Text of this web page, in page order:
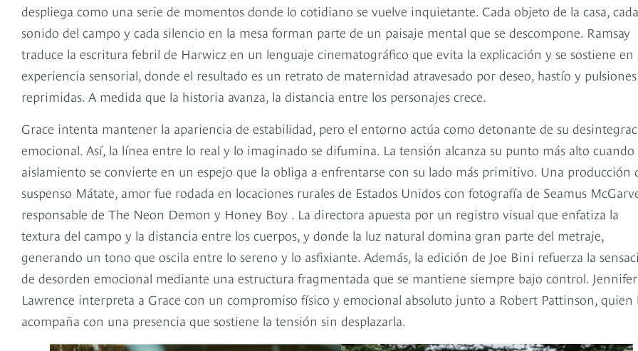
despliega como una serie de momentos donde lo cotidiano se vuelve inquietante. Cada objeto de la casa, cada
sonido del campo y cada silencio en la mesa forman parte de un paisaje mental que se descompone. Ramsay
traduce la escritura febril de Harwicz en un lenguaje cinematográfico que evita la explicación y se sostiene en
experiencia sensorial, donde el resultado es un retrato de maternidad atravesado por deseo, hastío y pulsiones
reprimidas. A medida que la historia avanza, la distancia entre los personajes crece.
Grace intenta mantener la apariencia de estabilidad, pero el entorno actúa como detonante de su
emocional. Así, la línea entre lo real y lo imaginado se difumina. La tensión alcanza su punto más alto cuando
aislamiento se convierte en un espejo que la obliga a enfrentarse con su lado más primitivo. Una producción
suspenso Mátate, amor fue rodada en locaciones rurales de Estados Unidos con fotografía de Seamus
responsable de The Neon Demon y Honey Boy . La directora apuesta por un registro visual que enfatiza la
textura del campo y la distancia entre los cuerpos, y donde la luz natural domina gran parte del metraje,
generando un tono que oscila entre lo sereno y lo asfixiante. Además, la edición de Joe Bini refuerza la
de desorden emocional mediante una estructura fragmentada que se mantiene siempre bajo control. Jennifer
Lawrence interpreta a Grace con un compromiso físico y emocional absoluto junto a Robert Pattinson, quien
acompaña con una presencia que sostiene la tensión sin desplazarla.